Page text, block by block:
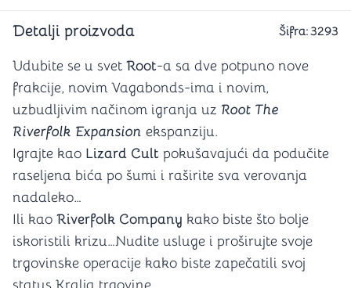
Detalji proizvoda Šifra:3293
Udubite se u svet Root-a sa dve potpuno nove
frakcije, novim Vagabonds-ima i novim,
uzbudljivim načinom igranja uz Root The
Riverfolk Expansion ekspanziju.
Igrajte kao Lizard Cult pokušavajući da podučite
raseljena bića po šumi i raširite sva verovanja
nadaleko…
Ili kao Riverfolk Company kako biste što bolje
iskoristili krizu…Nudite usluge i proširujte svoje
trgovinske operacije kako biste zapečatili svoj